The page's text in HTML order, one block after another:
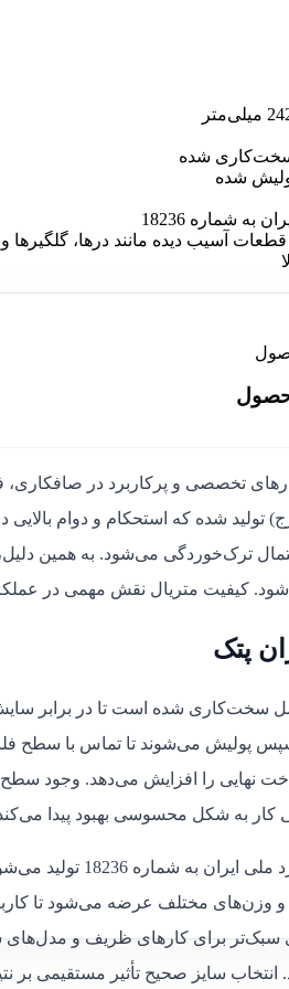
سخت‌کاری شده
شده
به شماره 18236
آسیب دیده مانند درها، گلگیرها
تخصصی و پرکاربرد در
تولید شده که استحکام و دوام
ترک‌خوردگی می‌شود. به همین
کیفیت متریال نقش مهمی در عملکرد
پتک
سخت‌کاری شده است تا در برابر
پولیش می‌شوند تا تماس با سطح
نهایی را افزایش می‌دهد. وجود
کار به شکل محسوسی بهبود پیدا
رعایت اصول کیفی و ایمنی در فرآیند ساخت است.
وزن‌های مختلف عرضه می‌شود تا
سبک‌تر برای کارهای ظریف و مدل‌های
انتخاب سایز صحیح تأثیر مستقیمی بر